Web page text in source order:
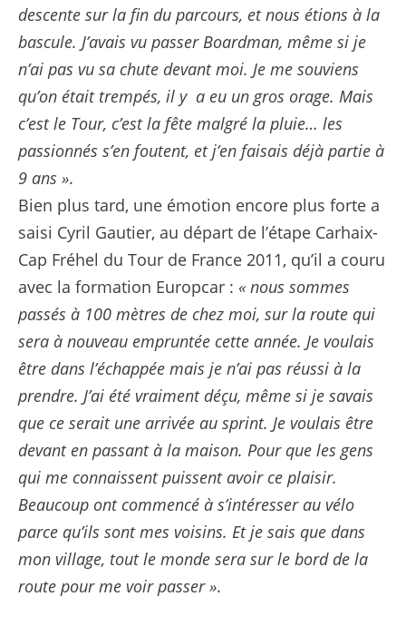
descente sur la fin du parcours, et nous étions à la
bascule. J’avais vu passer Boardman, même si je
n’ai pas vu sa chute devant moi. Je me souviens
qu’on était trempés, il y a eu un gros orage. Mais
c’est le Tour, c’est la fête malgré la pluie… les
passionnés s’en foutent, et j’en faisais déjà partie à
9 ans ».
Bien plus tard, une émotion encore plus forte a
saisi Cyril Gautier, au départ de l’étape Carhaix-
Cap Fréhel du Tour de France 2011, qu’il a couru
avec la formation Europcar : « nous sommes
passés à 100 mètres de chez moi, sur la route qui
sera à nouveau empruntée cette année. Je voulais
être dans l’échappée mais je n’ai pas réussi à la
prendre. J’ai été vraiment déçu, même si je savais
que ce serait une arrivée au sprint. Je voulais être
devant en passant à la maison. Pour que les gens
qui me connaissent puissent avoir ce plaisir.
Beaucoup ont commencé à s’intéresser au vélo
parce qu’ils sont mes voisins. Et je sais que dans
mon village, tout le monde sera sur le bord de la
route pour me voir passer ».